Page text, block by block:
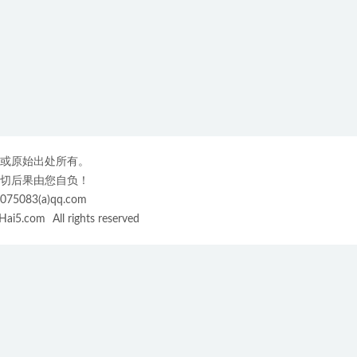
原始出处所有。
后果由您自负！
All rights reserved